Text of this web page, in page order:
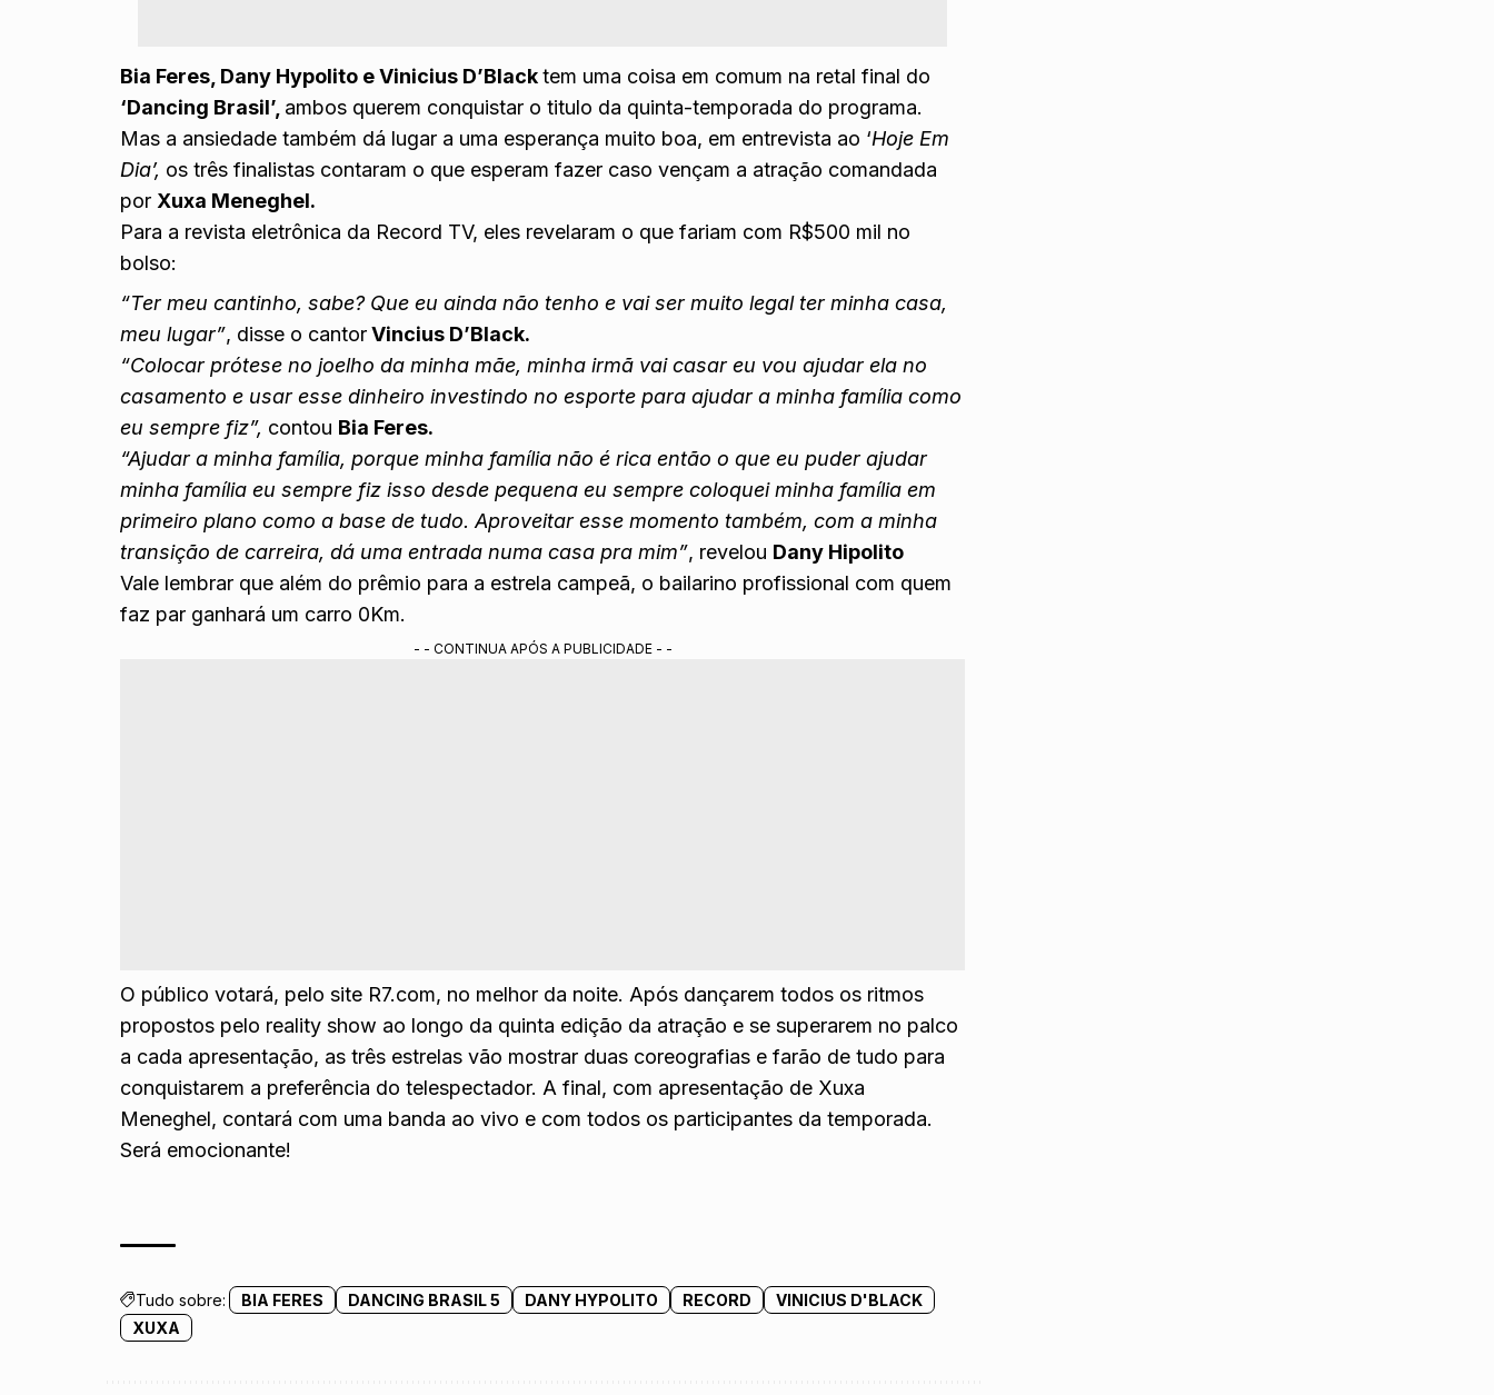
Bia Feres, Dany Hypolito e Vinicius D’Blacktem uma coisa em comum na retal final do
‘Dancing Brasil’, ambos querem conquistar o titulo da quinta-temporada do programa.
Mas a ansiedade também dá lugar a uma esperança muito boa, em entrevista ao ‘Hoje Em
Dia’, os três finalistas contaram o que esperam fazer caso vençam a atração comandada
porXuxa Meneghel.
Para a revista eletrônica da Record TV, eles revelaram o que fariam com R$500 mil no
bolso:
“Ter meu cantinho, sabe? Que eu ainda não tenho e vai ser muito legal ter minha casa,
meu lugar”, disse o cantorVincius D’Black.
“Colocar prótese no joelho da minha mãe, minha irmã vai casar eu vou ajudar ela no
casamento e usar esse dinheiro investindo no esporte para ajudar a minha família como
eu sempre fiz”, contou Bia Feres.
“Ajudar a minha família, porque minha família não é rica então o que eu puder ajudar
minha família eu sempre fiz isso desde pequena eu sempre coloquei minha família em
primeiro plano como a base de tudo. Aproveitar esse momento também, com a minha
transição de carreira, dá uma entrada numa casa pra mim”, revelou Dany Hipolito
Vale lembrar que além do prêmio para a estrela campeã, o bailarino profissional com quem
faz par ganhará um carro 0Km.
- - CONTINUA APÓS A PUBLICIDADE - -
O público votará, pelo site R7.com, no melhor da noite. Após dançarem todos os ritmos
propostos pelo reality show ao longo da quinta edição da atração e se superarem no palco
a cada apresentação, as três estrelas vão mostrar duas coreografias e farão de tudo para
conquistarem a preferência do telespectador. A final, com apresentação de Xuxa
Meneghel, contará com uma banda ao vivo e com todos os participantes da temporada.
Será emocionante!
Tudo sobre: BIA FERES DANCING BRASIL 5 DANY HYPOLITO RECORD
VINICIUS D'BLACK
XUXA